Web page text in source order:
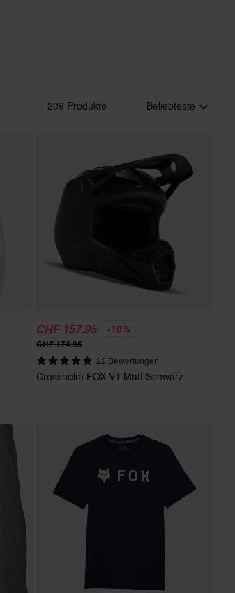
209 Produkte Beliebteste
CHF 157.95 -10%
CHF 174.95
22 Bewertungen
Crosshelm FOX V1 Matt Schwarz